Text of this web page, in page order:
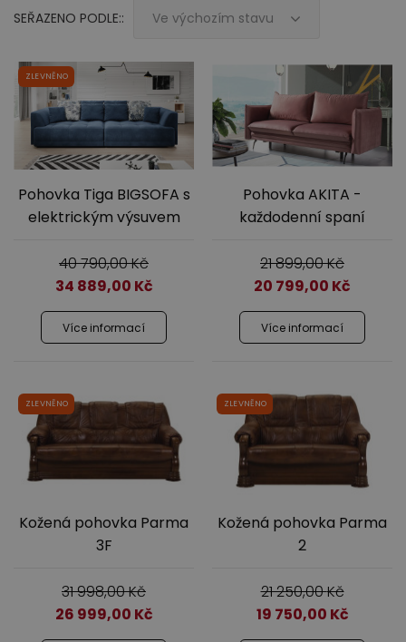
Dětský nábytek
Předsíně
SEŘAZENO PODLE:: Ve výchozím stavu
ZLEVNĚNO
Pohovka Tiga BIGSOFA s
elektrickým výsuvem
40 790,00Kč
34 889,00 Kč
Více informací
Pohovka AKITA -
každodenní spaní
21 899,00Kč
20 799,00 Kč
Více informací
ZLEVNĚNO
Kožená pohovka Parma
3F
31 998,00Kč
26 999,00 Kč
ZLEVNĚNO
Kožená pohovka Parma
2
21 250,00Kč
19 750,00 Kč